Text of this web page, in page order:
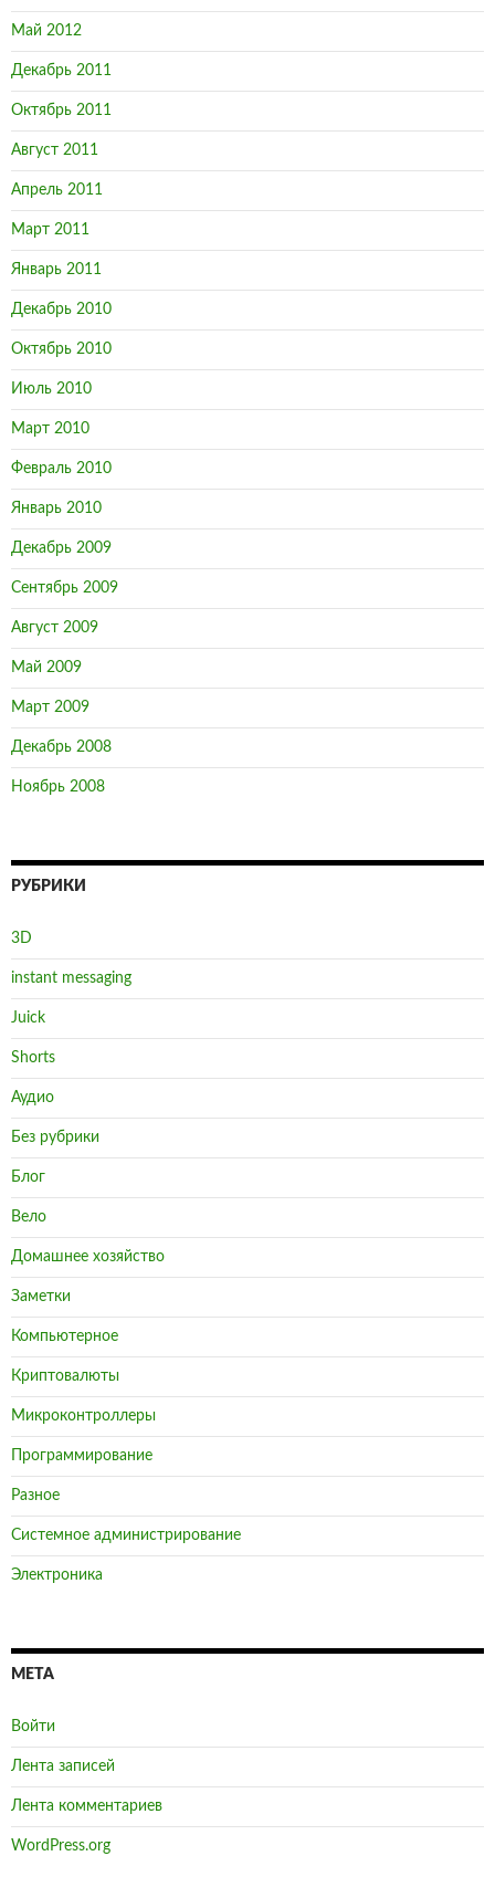
Май 2012
Декабрь 2011
Октябрь 2011
Август 2011
Апрель 2011
Март 2011
Январь 2011
Декабрь 2010
Октябрь 2010
Июль 2010
Март 2010
Февраль 2010
Январь 2010
Декабрь 2009
Сентябрь 2009
Август 2009
Май 2009
Март 2009
Декабрь 2008
Ноябрь 2008
РУБРИКИ
3D
instant messaging
Juick
Shorts
Аудио
Без рубрики
Блог
Вело
Домашнее хозяйство
Заметки
Компьютерное
Криптовалюты
Микроконтроллеры
Программирование
Разное
Системное администрирование
Электроника
МЕТА
Войти
Лента записей
Лента комментариев
WordPress.org